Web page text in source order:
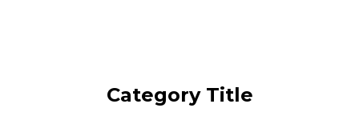
Category Title